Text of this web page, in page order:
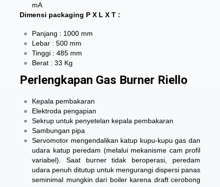
mA
Dimensi packaging P X L X T :
Panjang : 1000 mm
Lebar : 500 mm
Tinggi : 485 mm
Berat : 33 Kg
Perlengkapan Gas Burner Riello
Kepala pembakaran
Elektroda pengapian
Sekrup untuk penyetelan kepala pembakaran
Sambungan pipa
Servomotor mengendalikan katup kupu-kupu gas dan
udara katup peredam (melalui mekanisme cam profil
variabel). Saat burner tidak beroperasi, peredam
udara penuh ditutup untuk mengurangi dispersi panas
seminimal mungkin dari boiler karena draft cerobong